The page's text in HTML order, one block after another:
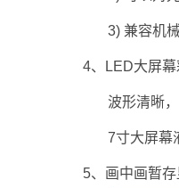
3) 兼容机械
4、LED大屏
波形清晰，
7寸大屏幕液
5、画中画暂